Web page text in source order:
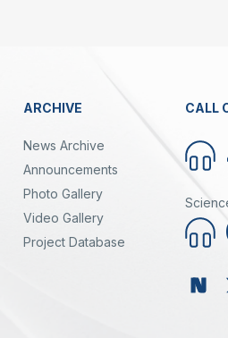
ARCHIVE
News Archive
Announcements
Photo Gallery
Video Gallery
Project Database
CALL